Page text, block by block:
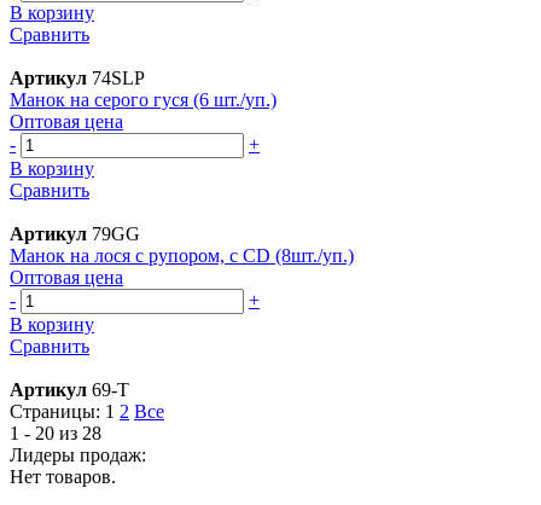
В корзину
Сравнить
Артикул 74SLP
Манок на серого гуся (6 шт./уп.)
Оптовая цена
-
+
В корзину
Сравнить
Артикул 79GG
Манок на лося с рупором, с CD (8шт./уп.)
Оптовая цена
-
+
В корзину
Сравнить
Артикул 69-T
Страницы: 1 2 Все
1 - 20 из 28
Лидеры продаж:
Нет товаров.